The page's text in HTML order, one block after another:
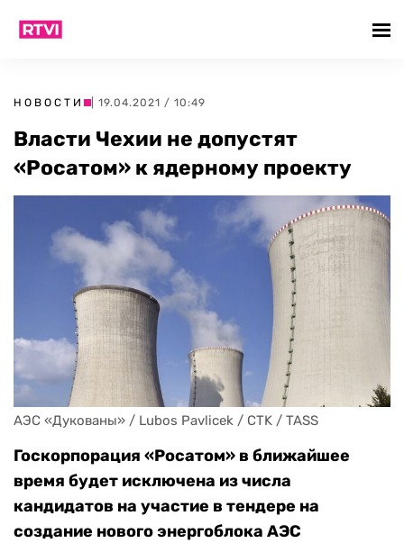
НОВОСТИ | 19.04.2021 / 10:49
Власти Чехии не допустят
«Росатом» к ядерному проекту
АЭС «Дукованы» / Lubos Pavlicek / CTK / TASS
Госкорпорация «Росатом» в ближайшее
время будет исключена из числа
кандидатов на участие в тендере на
создание нового энергоблока АЭС